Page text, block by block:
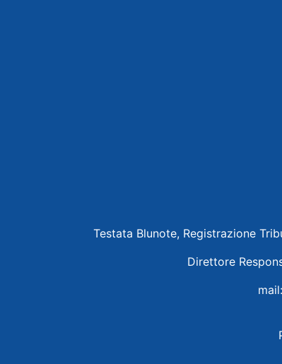
Testata Blunote, Registrazione
Direttore
mail: